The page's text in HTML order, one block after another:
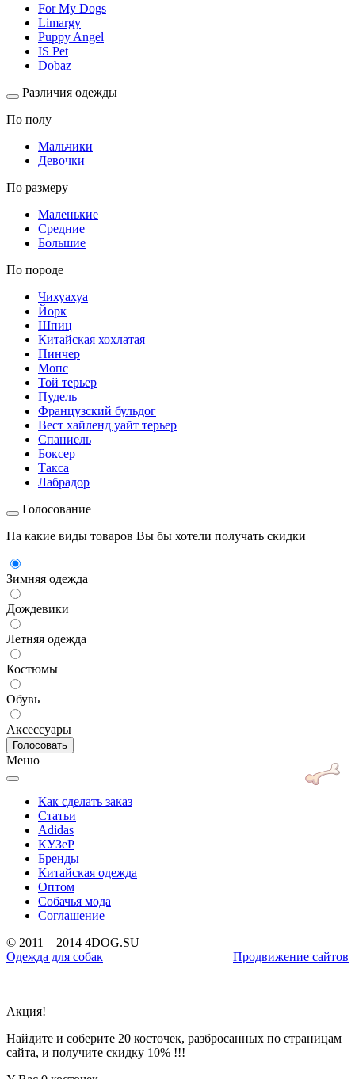
For My Dogs
Limargy
Puppy Angel
IS Pet
Dobaz
Различия одежды
По полу
Мальчики
Девочки
По размеру
Маленькие
Средние
Большие
По породе
Чихуахуа
Йорк
Шпиц
Китайская хохлатая
Пинчер
Мопс
Той терьер
Пудель
Французский бульдог
Вест хайленд уайт терьер
Спаниель
Боксер
Такса
Лабрадор
Голосование
На какие виды товаров Вы бы хотели получать скидки
Зимняя одежда
Дождевики
Летняя одежда
Костюмы
Обувь
Аксессуары
Меню
Как сделать заказ
Статьи
Adidas
КУЗеР
Бренды
Китайская одежда
Оптом
Собачья мода
Соглашение
© 2011—2014 4DOG.SU
Одежда для собак
Продвижение сайтов
Акция!
Найдите и соберите 20 косточек, разбросанных по страницам
сайта, и получите скидку 10% !!!